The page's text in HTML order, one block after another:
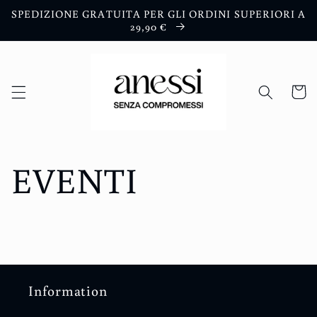
Skip to
content
SPEDIZIONE GRATUITA PER GLI ORDINI SUPERIORI A
29,90 €
Cart
EVENTI
Information